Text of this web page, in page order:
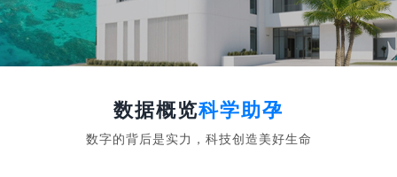
数据概览科学助孕
数字的背后是实力，科技创造美好生命